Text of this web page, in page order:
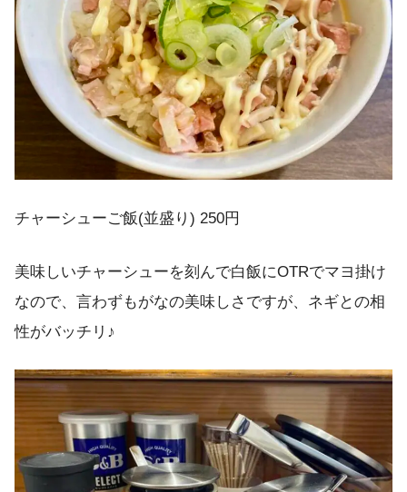
チャーシューご飯(並盛り) 250円
美味しいチャーシューを刻んで白飯にOTRでマヨ掛け
なので、言わずもがなの美味しさですが、ネギとの相
性がバッチリ♪